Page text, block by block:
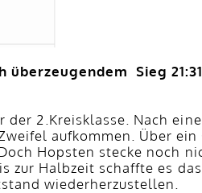
Sieg 21:31
2.Kreisklasse. Nach
aufkommen. Über
Hopsten stecke noch
zur Halbzeit schaffte es
wiederherzustellen.